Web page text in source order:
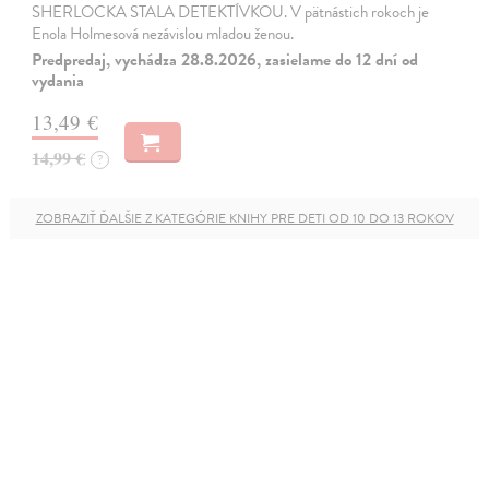
SHERLOCKA STALA DETEKTÍVKOU. V pätnástich rokoch je
Enola Holmesová nezávislou mladou ženou.
Predpredaj, vychádza 28.8.2026, zasielame do 12 dní od
vydania
13,49 €
14,99 € ?
ZOBRAZIŤ ĎALŠIE Z KATEGÓRIE KNIHY PRE DETI OD 10 DO 13 ROKOV